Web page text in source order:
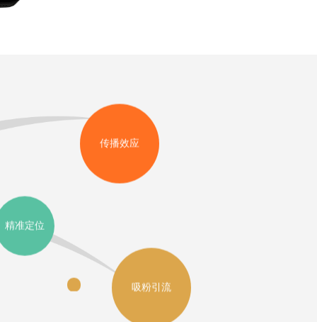
传播效应
精准定位
吸粉引流